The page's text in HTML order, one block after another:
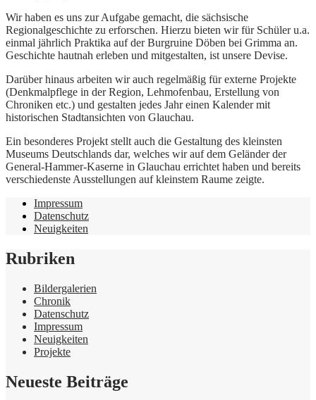
Wir haben es uns zur Aufgabe gemacht, die sächsische
Regionalgeschichte zu erforschen. Hierzu bieten wir für Schüler u.a.
einmal jährlich Praktika auf der Burgruine Döben bei Grimma an.
Geschichte hautnah erleben und mitgestalten, ist unsere Devise.
Darüber hinaus arbeiten wir auch regelmäßig für externe Projekte
(Denkmalpflege in der Region, Lehmofenbau, Erstellung von
Chroniken etc.) und gestalten jedes Jahr einen Kalender mit
historischen Stadtansichten von Glauchau.
Ein besonderes Projekt stellt auch die Gestaltung des kleinsten
Museums Deutschlands dar, welches wir auf dem Geländer der
General-Hammer-Kaserne in Glauchau errichtet haben und bereits
verschiedenste Ausstellungen auf kleinstem Raume zeigte.
Impressum
Datenschutz
Neuigkeiten
Rubriken
Bildergalerien
Chronik
Datenschutz
Impressum
Neuigkeiten
Projekte
Neueste Beiträge